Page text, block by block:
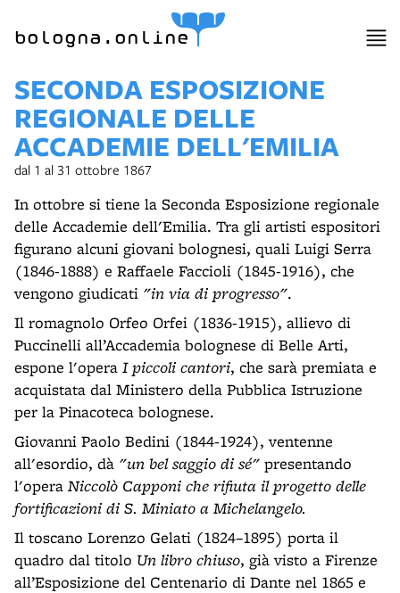
bologna.online
SECONDA ESPOSIZIONE
REGIONALE DELLE
ACCADEMIE DELL'EMILIA
dal 1 al 31 ottobre 1867
In ottobre si tiene la Seconda Esposizione regionale
delle Accademie dell'Emilia. Tra gli artisti espositori
figurano alcuni giovani bolognesi, quali Luigi Serra
(1846-1888) e Raffaele Faccioli (1845-1916), che
vengono giudicati "in via di progresso".
Il romagnolo Orfeo Orfei (1836-1915), allievo di
Puccinelli all’Accademia bolognese di Belle Arti,
espone l'opera I piccoli cantori, che sarà premiata e
acquistata dal Ministero della Pubblica Istruzione
per la Pinacoteca bolognese.
Giovanni Paolo Bedini (1844-1924), ventenne
all'esordio, dà "un bel saggio di sé" presentando
l'opera Niccolò Capponi che rifiuta il progetto delle
fortificazioni di S. Miniato a Michelangelo.
Il toscano Lorenzo Gelati (1824–1895) porta il
quadro dal titolo Un libro chiuso, già visto a Firenze
all’Esposizione del Centenario di Dante nel 1865 e